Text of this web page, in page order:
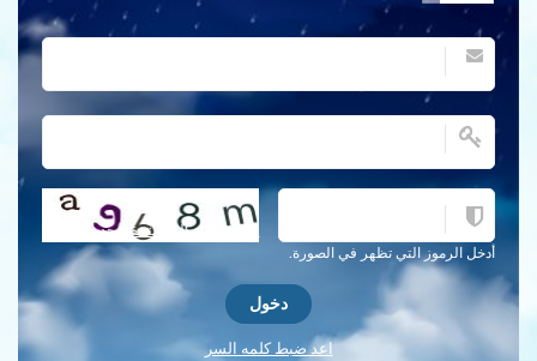
أدخل الرموز التي تظهر في الصورة.
احصل على كلمة التحقق جديدة!
اعد ضبط كلمه السر